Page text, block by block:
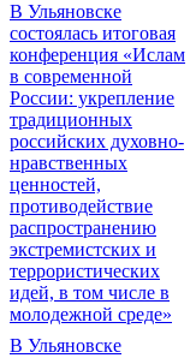
В Ульяновске
состоялась итоговая
конференция «Ислам
в современной
России: укрепление
традиционных
российских духовно-
нравственных
ценностей,
противодействие
распространению
экстремистских и
террористических
идей, в том числе в
молодежной среде»
В Ульяновске